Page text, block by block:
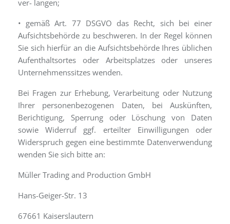
ver- langen;
• gemäß Art. 77 DSGVO das Recht, sich bei einer
Aufsichtsbehörde zu beschweren. In der Regel können
Sie sich hierfür an die Aufsichtsbehörde Ihres üblichen
Aufenthaltsortes oder Arbeitsplatzes oder unseres
Unternehmenssitzes wenden.
Bei Fragen zur Erhebung, Verarbeitung oder Nutzung
Ihrer personenbezogenen Daten, bei Auskünften,
Berichtigung, Sperrung oder Löschung von Daten
sowie Widerruf ggf. erteilter Einwilligungen oder
Widerspruch gegen eine bestimmte Datenverwendung
wenden Sie sich bitte an:
Müller Trading and Production GmbH
Hans-Geiger-Str. 13
67661 Kaiserslautern